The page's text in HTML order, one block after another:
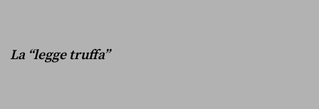
La “legge truffa”